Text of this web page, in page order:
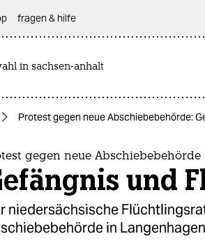
fragen & hilfe
in sachsen-anhalt
Protest gegen neue Abschiebebehörde:
gegen neue Abschiebebehörde
und
niedersächsische
in